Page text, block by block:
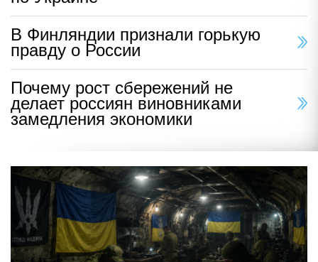
В Финляндии признали горькую
правду о России
Почему рост сбережений не
делает россиян виновниками
замедления экономики